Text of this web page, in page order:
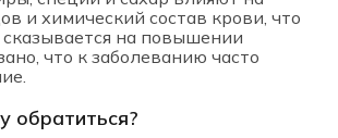
и химический состав крови, что
на повышении
что к заболеванию часто
обратиться?